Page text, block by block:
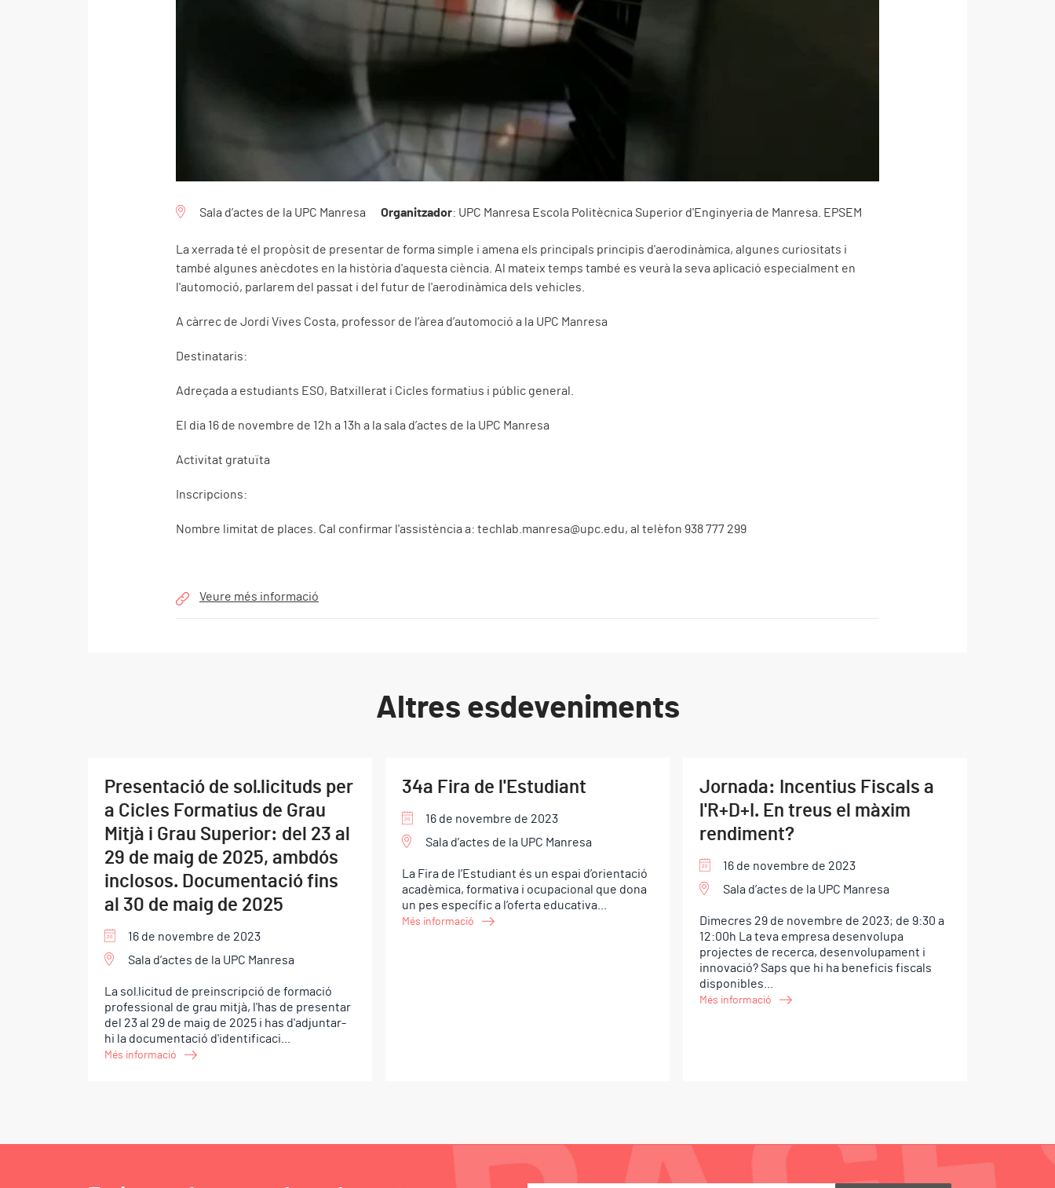
Sala d’actes de la UPC Manresa Organitzador: UPC Manresa Escola Politècnica Superior d'Enginyeria de Manresa. EPSEM
La xerrada té el propòsit de presentar de forma simple i amena els principals principis d'aerodinàmica, algunes curiositats i
també algunes anècdotes en la història d'aquesta ciència. Al mateix temps també es veurà la seva aplicació especialment en
l'automoció, parlarem del passat i del futur de l'aerodinàmica dels vehicles.
A càrrec de Jordi Vives Costa, professor de l’àrea d’automoció a la UPC Manresa
Destinataris:
Adreçada a estudiants ESO, Batxillerat i Cicles formatius i públic general.
El dia 16 de novembre de 12h a 13h a la sala d’actes de la UPC Manresa
Activitat gratuïta
Inscripcions:
Nombre limitat de places. Cal confirmar l'assistència a: techlab.manresa@upc.edu, al telèfon 938 777 299
Veure més informació
Altres esdeveniments
Presentació de sol·licituds per
a Cicles Formatius de Grau
Mitjà i Grau Superior: del 23 al
29 de maig de 2025, ambdós
inclosos. Documentació fins
al 30 de maig de 2025
16 de novembre de 2023
Sala d’actes de la UPC Manresa
La sol·licitud de preinscripció de formació
professional de grau mitjà, l'has de presentar
del 23 al 29 de maig de 2025 i has d'adjuntar-
hi la documentació d'identificaci...
Més informació
34a Fira de l'Estudiant
16 de novembre de 2023
Sala d’actes de la UPC Manresa
La Fira de l’Estudiant és un espai d’orientació
acadèmica, formativa i ocupacional que dona
un pes específic a l’oferta educativa...
Més informació
Jornada: Incentius Fiscals a
l'R+D+I. En treus el màxim
rendiment?
16 de novembre de 2023
Sala d’actes de la UPC Manresa
Dimecres 29 de novembre de 2023; de 9:30 a
12:00h La teva empresa desenvolupa
projectes de recerca, desenvolupament i
innovació? Saps que hi ha beneficis fiscals
disponibles...
Més informació